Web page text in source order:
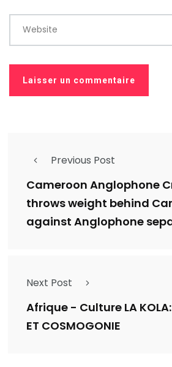
Website
Previous Post
Cameroon Anglophone
throws weight behind
against Anglophone
Next Post
Afrique - Culture LA KOLA:
ET COSMOGONIE